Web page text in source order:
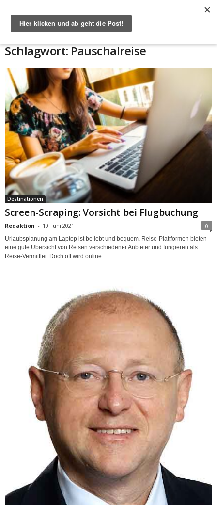
Schlagwort: Pauschalreise
Destinationen
Screen-Scraping: Vorsicht bei Flugbuchung
Redaktion - 10. Juni 2021 0
Urlaubsplanung am Laptop ist beliebt und bequem. Reise-Plattformen bieten
eine gute Übersicht von Reisen verschiedener Anbieter und fungieren als
Reise-Vermittler. Doch oft wird online...